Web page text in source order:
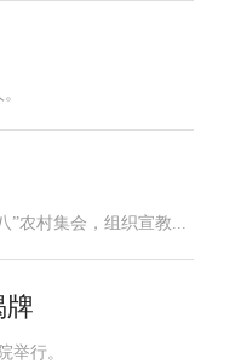
”农村集会，组织宣教...
牌
举行。